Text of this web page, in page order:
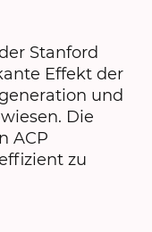
Stanford
Effekt der
und
Die
ACP
zu